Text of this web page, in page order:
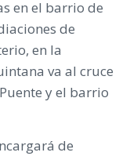
en el barrio de
de
en la
va al cruce
y el barrio
de